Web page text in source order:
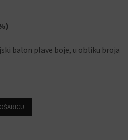
balon plave boje, u obliku broja